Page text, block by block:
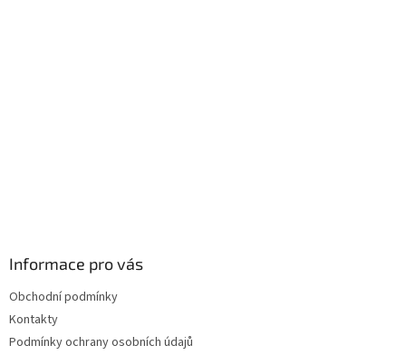
Informace pro vás
Obchodní podmínky
Kontakty
Podmínky ochrany osobních údajů